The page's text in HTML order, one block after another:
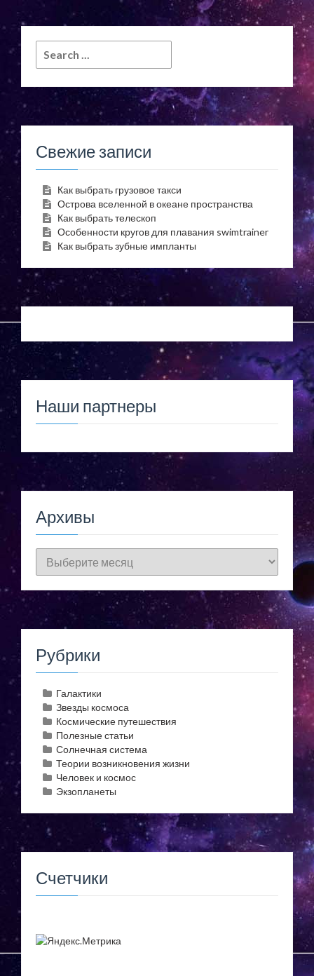
for:
Свежие записи
Как выбрать грузовое такси
Острова вселенной в океане пространства
Как выбрать телескоп
Особенности кругов для плавания swimtrainer
Как выбрать зубные импланты
Наши партнеры
Архивы
Рубрики
Галактики
Звезды космоса
Космические путешествия
Полезные статьи
Солнечная система
Теории возникновения жизни
Человек и космос
Экзопланеты
Счетчики